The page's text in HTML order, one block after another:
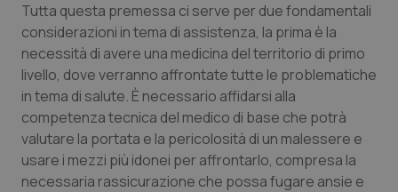
Provincia Autonoma di Trento
Puglia
Sardegna
Sicilia
Ipertensione & Scompenso
Malattie rare
Malattia di Crohn & Rettocolite Ulcerosa
Neuroscienze & patologie neurodegenerative
Tutta questa premessa ci serve per due fondamentali
considerazioni in tema di assistenza, la prima è la
necessità di avere una medicina del territorio di primo
livello, dove verranno affrontate tutte le problematiche
in tema di salute. È necessario affidarsi alla
competenza tecnica del medico di base che potrà
valutare la portata e la pericolosità di un malessere e
usare i mezzi più idonei per affrontarlo, compresa la
necessaria rassicurazione che possa fugare ansie e